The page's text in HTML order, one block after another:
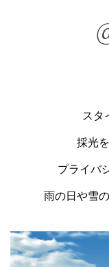
スタ
採光
プライバ
雨の日や雪